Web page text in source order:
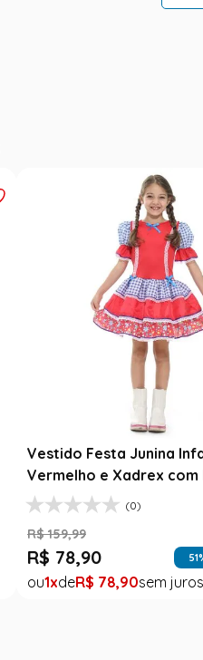
Vestido Festa Junina
Vermelho e Xadrex com
(0)
R$ 159,99
R$ 78,90 51
1 R$ 78,90